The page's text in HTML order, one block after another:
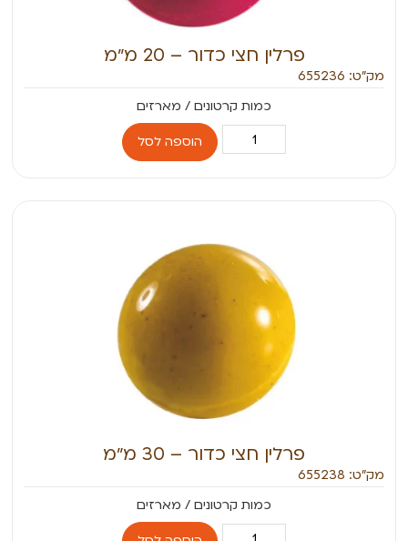
פרלין חצי כדור – 20 מ״מ
מק״ט: 655236
הוספה לסל
פרלין חצי כדור – 30 מ״מ
מק״ט: 655238